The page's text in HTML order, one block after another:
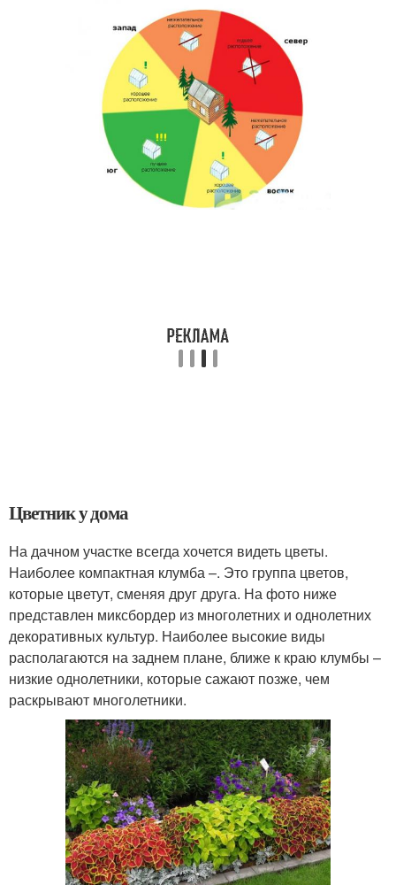
Цветник у дома
На дачном участке всегда хочется видеть цветы.
Наиболее компактная клумба –. Это группа цветов,
которые цветут, сменяя друг друга. На фото ниже
представлен миксбордер из многолетних и однолетних
декоративных культур. Наиболее высокие виды
располагаются на заднем плане, ближе к краю клумбы –
низкие однолетники, которые сажают позже, чем
раскрывают многолетники.